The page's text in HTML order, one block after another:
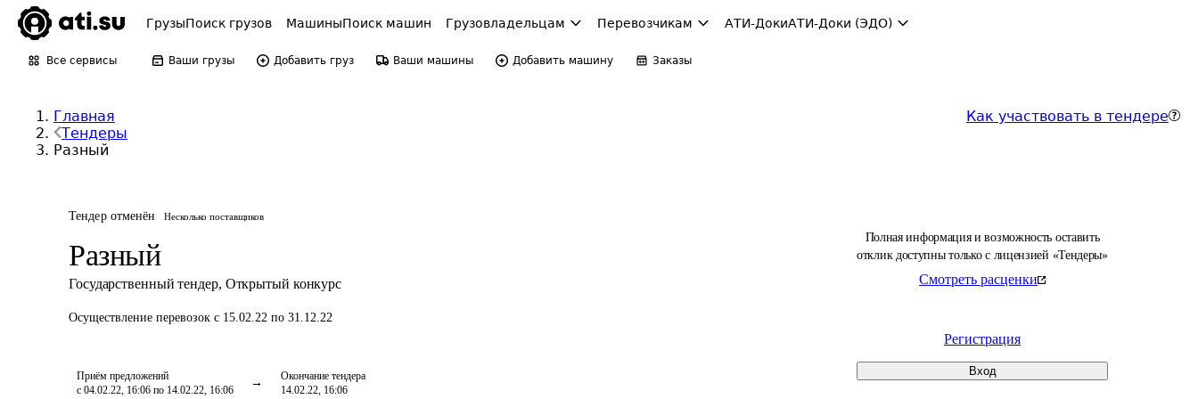
ГрузыПоиск грузов МашиныПоиск машин Грузовладельцам Перевозчикам АТИ-ДокиАТИ-Доки (ЭДО)
Все сервисы Ваши грузы Добавить груз Ваши машины Добавить машину Заказы
Главная
Тендеры
Разный
Как участвовать в тендере
Тендер отменён Несколько поставщиков
Разный
Государственный тендер, Открытый конкурс
Осуществление перевозок с 15.02.22 по 31.12.22
Приём предложений
с 04.02.22, 16:06 по 14.02.22, 16:06
Окончание тендера
14.02.22, 16:06
Полная информация и возможность оставить
отклик доступны только с лицензией «Тендеры»
Смотреть расценки
Регистрация
Вход